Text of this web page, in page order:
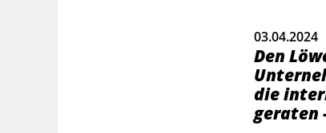
03.04.2024
Den
die
geraten